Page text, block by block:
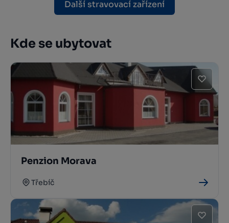
Další stravovací zařízení
Kde se ubytovat
Penzion Morava
Třebíč